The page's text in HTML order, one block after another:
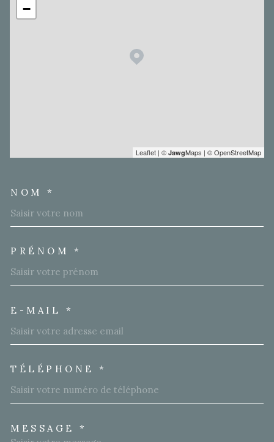
−
Leaflet | © JawgMaps | © OpenStreetMap
NOM *
PRÉNOM *
E-MAIL *
TÉLÉPHONE *
MESSAGE *